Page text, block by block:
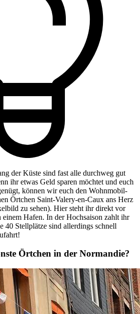
der Küste sind fast alle durchweg gut
ihr etwas Geld sparen möchtet und euch
können wir euch den Wohnmobil-
Örtchen Saint-Valery-en-Caux ans Herz
zu sehen). Hier steht ihr direkt vor
einem Hafen. In der Hochsaison zahlt ihr
40 Stellplätze sind allerdings schnell
Örtchen in der Normandie?